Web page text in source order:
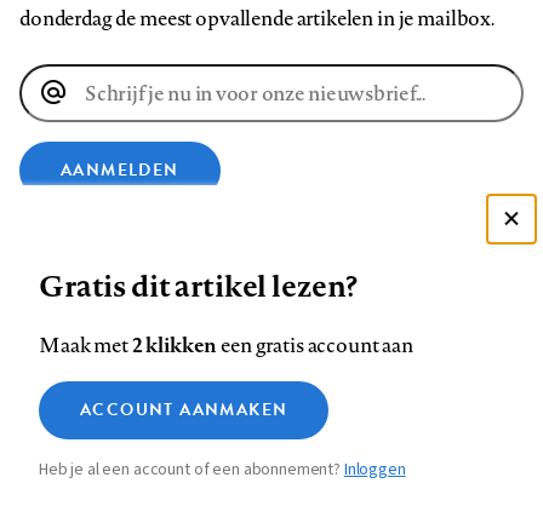
donderdag de meest opvallende artikelen in je mailbox.
E-
mailadres
AANMELDEN
op
Facebook
op
LinkedIn
op
Bluesky
ons
op
InstagramYouTube
Footer
Contact Colofon Disclaimer Privacy
Medische vragen verdienen
betrouwbare antwoorden
Zie onze cookie policy
Analytische cookies
Marketing cookies
Gratis dit artikel lezen?
Maak met2 klikkeneen gratis account aan
ACCOUNT AANMAKEN
Heb je al een account of een abonnement?Inloggen